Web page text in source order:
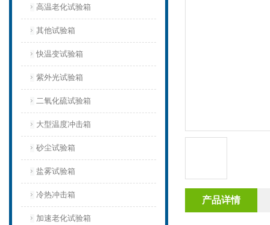
高温老化试验箱
其他试验箱
快温变试验箱
紫外光试验箱
二氧化硫试验箱
大型温度冲击箱
砂尘试验箱
盐雾试验箱
冷热冲击箱
加速老化试验箱
产品详情